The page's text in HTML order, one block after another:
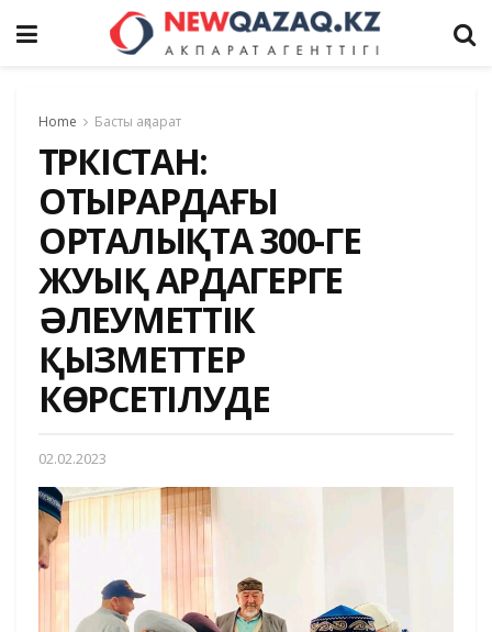
Home Басты ақпарат
ТҮРКІСТАН:
ОТЫРАРДАҒЫ
ОРТАЛЫҚТА 300-ГЕ
ЖУЫҚ АРДАГЕРГЕ
ӘЛЕУМЕТТІК
ҚЫЗМЕТТЕР
КӨРСЕТІЛУДЕ
02.02.2023